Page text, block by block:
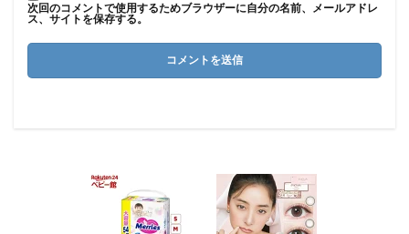
次回のコメントで使用するためブラウザーに自分の名前、メールアドレ
ス、サイトを保存する。